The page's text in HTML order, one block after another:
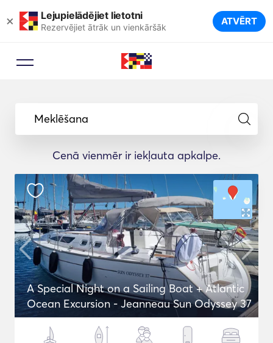
× Lejupielādējiet lietotni
Rezervējiet ātrāk un vienkāršāk ATVĒRT
Meklēšana
Cenā vienmēr ir iekļauta apkalpe.
A Special Night on a Sailing Boat + Atlantic
Ocean Excursion - Jeanneau Sun Odyssey 37